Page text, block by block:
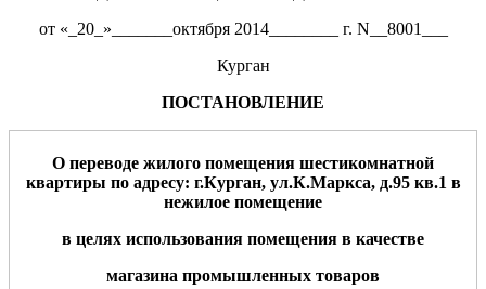
от «_20_»_______октября 2014________ г. N__8001___
Курган
ПОСТАНОВЛЕНИЕ
О переводе жилого помещения шестикомнатной
квартиры по адресу: г.Курган, ул.К.Маркса,д.95кв.1 в
нежилое помещение
в целях использования помещения в качестве
магазина промышленных товаров